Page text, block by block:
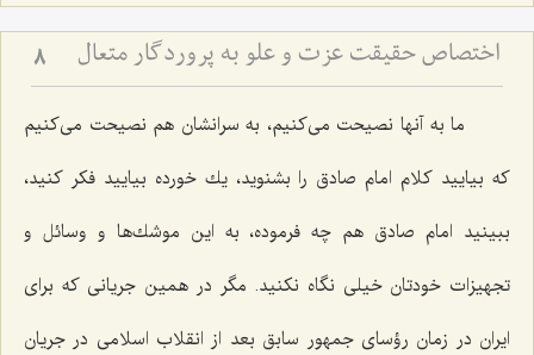
اختصاص حقیقت عزت و علو به پروردگار متعال‏ 8
ما به آنها نصیحت می‌كنیم، به سرانشان هم نصیحت می‌كنیم
كه بیایید كلام امام صادق را بشنوید، یك خورده بیایید فكر كنید،
ببینید امام صادق هم چه فرموده، به این موشك‌ها و وسائل و
تجهیزات خودتان خیلی نگاه نكنید. مگر در همین جریانی كه برای
ایران در زمان رؤسای جمهور سابق بعد از انقلاب اسلامی در جریان